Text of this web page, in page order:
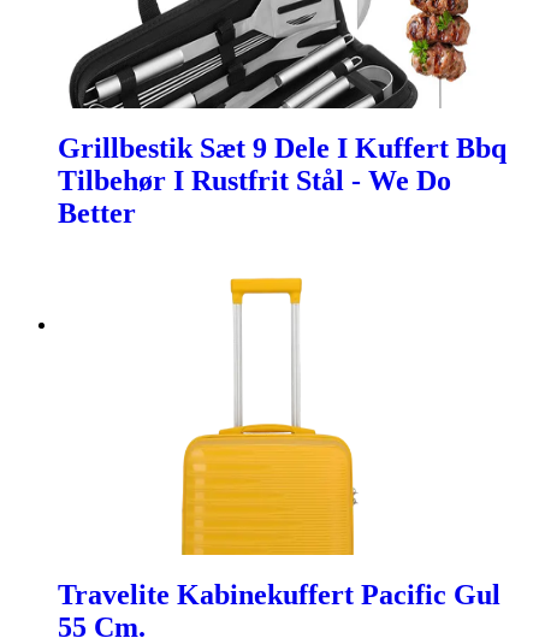
Grillbestik Sæt 9 Dele I Kuffert Bbq
Tilbehør I Rustfrit Stål - We Do
Better
Travelite Kabinekuffert Pacific Gul
55 Cm.